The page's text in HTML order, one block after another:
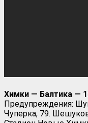
Химки — Балтика —
Предупреждения:
Чуперка, 79.